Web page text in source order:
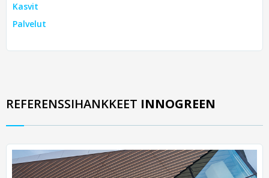
Kasvit
Palvelut
REFERENSSIHANKKEET INNOGREEN